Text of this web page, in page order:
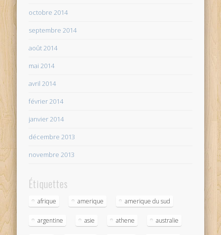
octobre 2014
septembre 2014
août 2014
mai 2014
avril 2014
février 2014
janvier 2014
décembre 2013
novembre 2013
Étiquettes
afrique amerique amerique du sud
argentine asie athene australie